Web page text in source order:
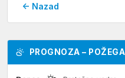
← Nazad
PROGNOZA – POŽEGA